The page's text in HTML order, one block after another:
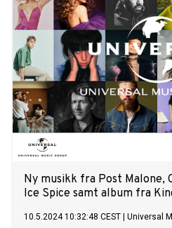
Ny musikk fra Post Malone,
Ice Spice samt album fra
10.5.2024 10:32:48 CEST Universal